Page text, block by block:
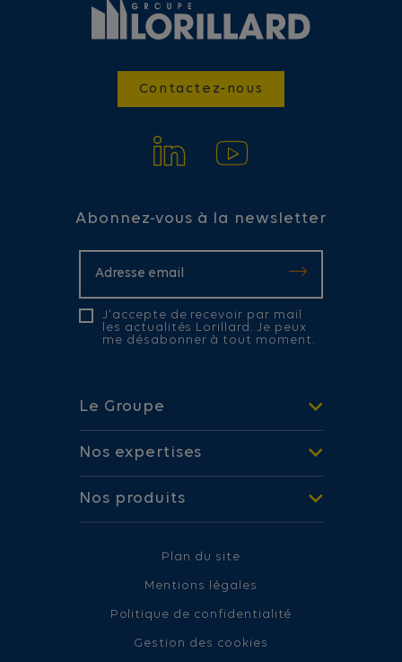
Contactez-nous
Abonnez-vous à la newsletter
J'accepte de recevoir par mail
les actualités Lorillard. Je peux
me désabonner à tout moment.
Le Groupe
Nos expertises
Nos produits
Plan du site
Mentions légales
Politique de confidentialité
Gestion des cookies